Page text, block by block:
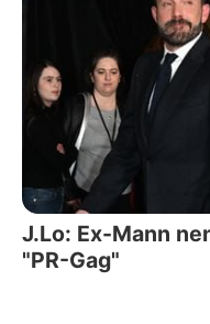
J.Lo: Ex-Mann
"PR-Gag"